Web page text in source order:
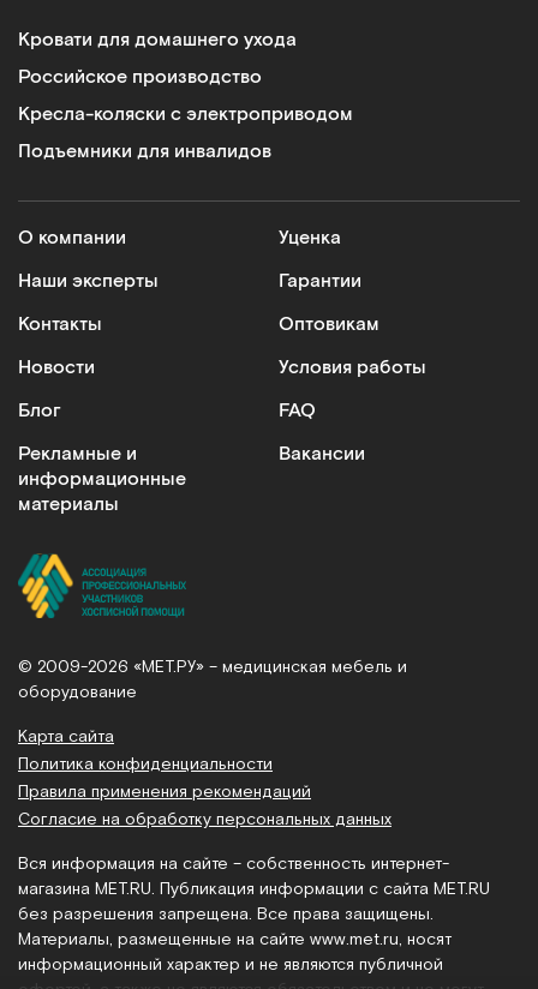
Кровати для домашнего ухода
Российское производство
Кресла-коляски с электроприводом
Подъемники для инвалидов
О компании
Наши эксперты
Контакты
Новости
Блог
Рекламные и
информационные
материалы
Уценка
Гарантии
Оптовикам
Условия работы
FAQ
Вакансии
© 2009-2026 «МЕТ.РУ» – медицинская мебель и
оборудование
Карта сайта
Политика конфиденциальности
Правила применения рекомендаций
Согласие на обработку персональных данных
Вся информация на сайте – собственность интернет-
магазина MET.RU. Публикация информации с сайта MET.RU
без разрешения запрещена. Все права защищены.
Материалы, размещенные на сайте www.met.ru , носят
информационный характер и не являются публичной